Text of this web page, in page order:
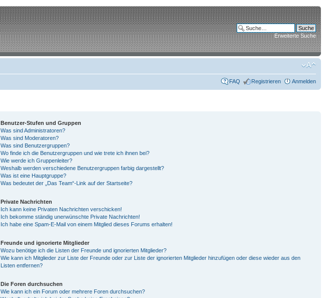
Erweiterte Suche
FAQ Registrieren Anmelden
Benutzer-Stufen und Gruppen
Was sind Administratoren?
Was sind Moderatoren?
Was sind Benutzergruppen?
Wo finde ich die Benutzergruppen und wie trete ich ihnen bei?
Wie werde ich Gruppenleiter?
Weshalb werden verschiedene Benutzergruppen farbig dargestellt?
Was ist eine Hauptgruppe?
Was bedeutet der „Das Team“-Link auf der Startseite?
Private Nachrichten
Ich kann keine Privaten Nachrichten verschicken!
Ich bekomme ständig unerwünschte Private Nachrichten!
Ich habe eine Spam-E-Mail von einem Mitglied dieses Forums erhalten!
Freunde und ignorierte Mitglieder
Wozu benötige ich die Listen der Freunde und ignorierten Mitglieder?
Wie kann ich Mitglieder zur Liste der Freunde oder zur Liste der ignorierten Mitglieder hinzufügen oder diese wieder aus den
Listen entfernen?
Die Foren durchsuchen
Wie kann ich ein Forum oder mehrere Foren durchsuchen?